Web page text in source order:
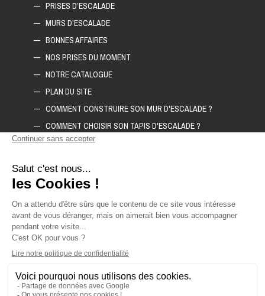
PRISES D’ESCALADE
MURS D’ESCALADE
BONNES AFFAIRES
NOS PRISES DU MOMENT
NOTRE CATALOGUE
PLAN DU SITE
COMMENT CONSTRUIRE SON MUR D'ESCALADE ?
COMMENT CHOISIR SON TAPIS D'ESCALADE ?
COMMENT CHOISIR SES PRISES D'ESCALADE ?
LIVRAISON ET RETOURS